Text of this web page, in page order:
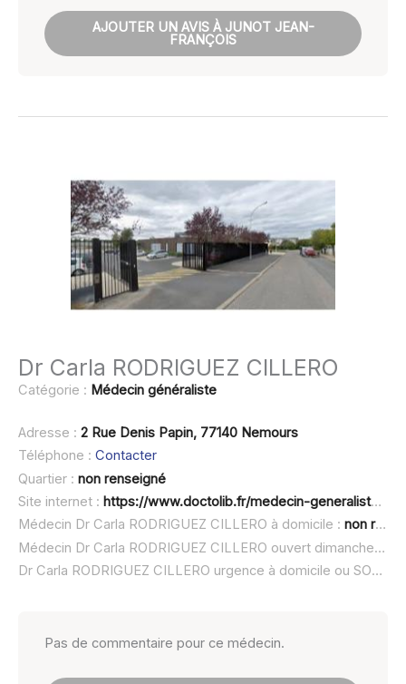
AJOUTER UN AVIS À JUNOT JEAN-
FRANÇOIS
Dr Carla RODRIGUEZ CILLERO
Catégorie : Médecin généraliste
Adresse : 2 Rue Denis Papin, 77140 Nemours
Téléphone : Contacter
Quartier : non renseigné
Site internet : https://www.doctolib.fr/medecin-generaliste/nemours/carla-rodriguez
Médecin Dr Carla RODRIGUEZ CILLERO à domicile : non renseigné
Médecin Dr Carla RODRIGUEZ CILLERO ouvert dimanche :
Dr Carla RODRIGUEZ CILLERO urgence à domicile ou SOS médecin :
Pas de commentaire pour ce médecin.